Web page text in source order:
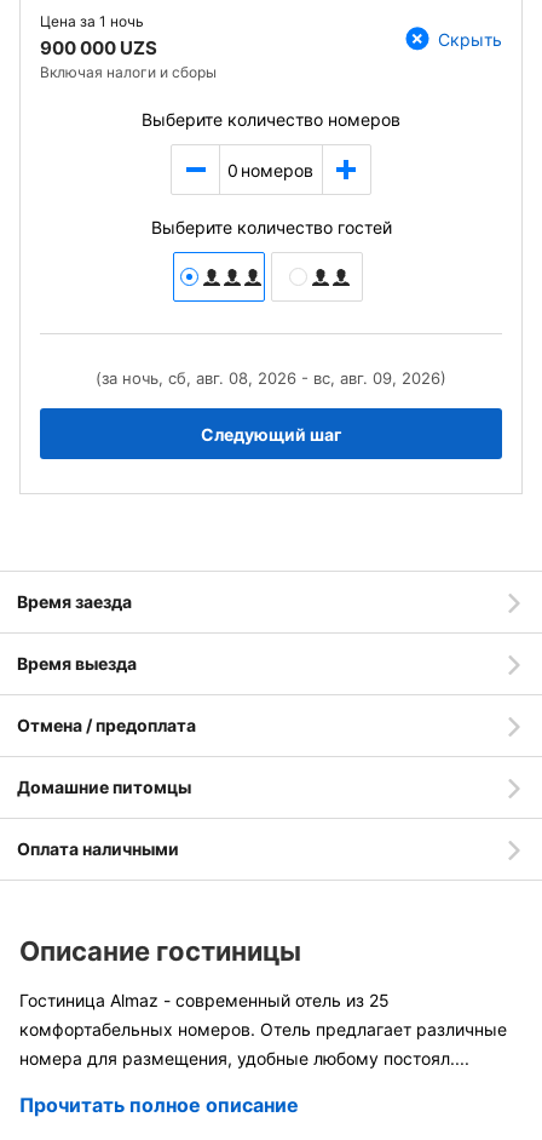
Цена за 1 ночь
900 000 UZS
Включая налоги и сборы
Скрыть
Выберите количество номеров
0 номеров
Выберите количество гостей
(за ночь, сб, авг. 08, 2026 - вс, авг. 09, 2026)
Следующий шаг
Время заезда
Время выезда
Отмена / предоплата
Домашние питомцы
Оплата наличными
Описание гостиницы
Гостиница Almaz - современный отель из 25
комфортабельных номеров. Отель предлагает различные
номера для размещения, удобные любому постоял....
Прочитать полное описание